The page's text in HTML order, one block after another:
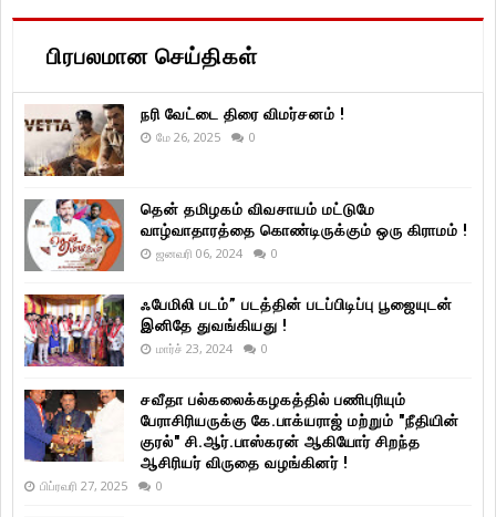
பிரபலமான செய்திகள்
நரி வேட்டை திரை விமர்சனம் !
மே 26, 2025 0
தென் தமிழகம் விவசாயம் மட்டுமே
வாழ்வாதாரத்தை கொண்டிருக்கும் ஒரு கிராமம் !
ஜனவரி 06, 2024 0
ஃபேமிலி படம்” படத்தின் படப்பிடிப்பு பூஜையுடன்
இனிதே துவங்கியது !
மார்ச் 23, 2024 0
சவீதா பல்கலைக்கழகத்தில் பணிபுரியும்
பேராசிரியருக்கு கே.பாக்யராஜ் மற்றும் "நீதியின்
குரல்" சி.ஆர்.பாஸ்கரன் ஆகியோர் சிறந்த
ஆசிரியர் விருதை வழங்கினர் !
பிப்ரவரி 27, 2025 0